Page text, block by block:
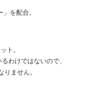
を配合。
ト。
わけではないので、
ません。